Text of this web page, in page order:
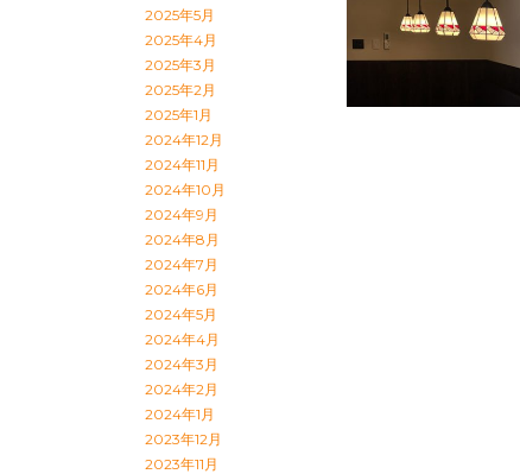
2025年5月
2025年4月
2025年3月
2025年2月
2025年1月
2024年12月
2024年11月
2024年10月
2024年9月
2024年8月
2024年7月
2024年6月
2024年5月
2024年4月
2024年3月
2024年2月
2024年1月
2023年12月
2023年11月